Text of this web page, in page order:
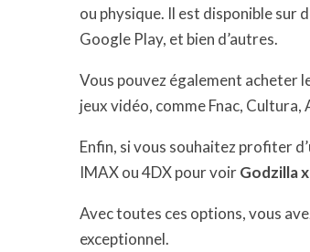
ou physique. Il est disponible sur
Google Play, et bien d’autres.
Vous pouvez également acheter
jeux vidéo, comme Fnac, Cultura,
Enfin, si vous souhaitez profiter
IMAX ou 4DX pour voirGodzilla
Avec toutes ces options, vous
exceptionnel.